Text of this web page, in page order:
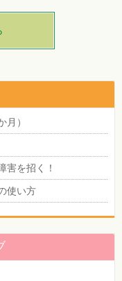
）
害を招く！
使い方